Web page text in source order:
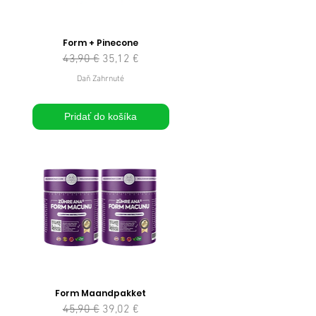
Form + Pinecone
Normálna cena
43,90 € Zľavnená cena
35,12 €
Daň Zahrnuté
Pridať do košíka
Form Maandpakket
Normálna cena
45,90 € Zľavnená cena
39,02 €